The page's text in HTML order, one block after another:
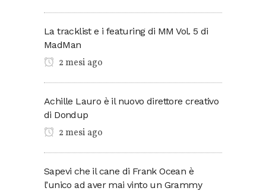
La tracklist e i featuring di MM Vol. 5 di
MadMan
2 mesi ago
Achille Lauro è il nuovo direttore creativo
di Dondup
2 mesi ago
Sapevi che il cane di Frank Ocean è
l’unico ad aver mai vinto un Grammy